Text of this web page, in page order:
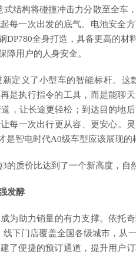
结构将碰撞冲击力分散至全车
每一次出发的底气。电池安全
DP780全身打造，具备更高的
障用户的人身安全。
定义了小型车的智能标杆。
是执行指令的工具，而是能聊
，让长途更轻松；到达目的地
每一次出行更从容、更安心。
是智电时代A0级车型应该展现的
的质价比达到了一个新高度，自
发酵
为助力销量的有力支撑。依托
线下门店覆盖全国各级城市，从
了便捷的预订通道，提升用户